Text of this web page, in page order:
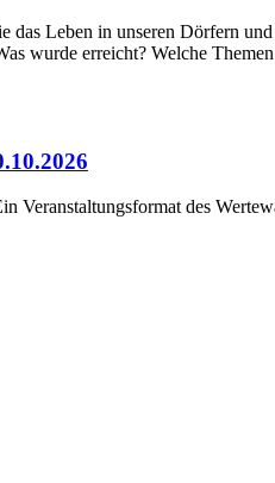
Leben in unseren Dörfern
wurde erreicht? Welche
des